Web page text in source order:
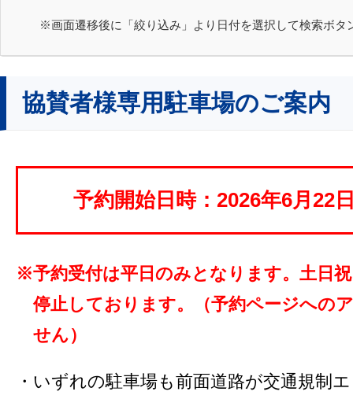
※画面遷移後に「絞り込み」より日付を選択して検索ボタ
協賛者様専用駐車場のご案内
予約開始日時：2026年6月22
※予約受付は平日のみとなります。土日
停止しております。（予約ページへの
せん）
・いずれの駐車場も前面道路が交通規制